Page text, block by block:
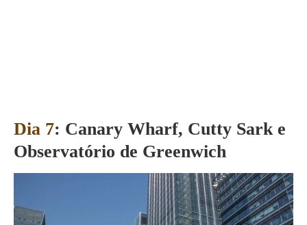
Dia 7: Canary Wharf, Cutty Sark e
Observatório de Greenwich